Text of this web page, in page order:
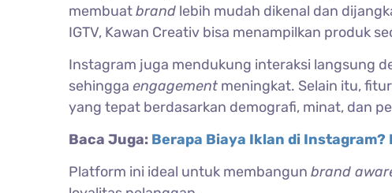
membuatbrand lebih mudah dikenal dan
IGTV, Kawan Creativ bisa menampilkan produk
Instagram juga mendukung interaksi langsung
sehingga engagement meningkat. Selain itu,
yang tepat berdasarkan demografi, minat, dan
Baca Juga: Berapa Biaya Iklan di Instagram?
Platform ini ideal untuk membangun brand